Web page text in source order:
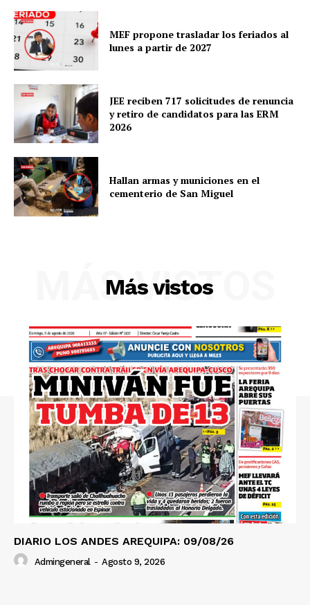
SUSCRIBETE
Diario los Andes
Nosotros
Contacto
Prensa
MEF propone trasladar los feriados al
lunes a partir de 2027
JEE reciben 717 solicitudes de renuncia
y retiro de candidatos para las ERM
2026
Hallan armas y municiones en el
cementerio de San Miguel
Más vistos
MÁS VISTOS
DIARIO LOS ANDES AREQUIPA: 09/08/26
Admingeneral - Agosto 9, 2026